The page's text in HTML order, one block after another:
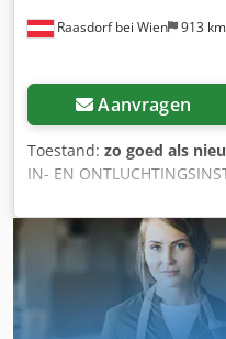
Raasdorf bei Wien 913 km
Aanvragen
Toestand: zo goed als
IN- EN
DROOGKAMER
TOEVOERLUCHTENHEID
kanaalonderdelen in
gegevens: Fabrikant: LBH
m3 / h Motorvermogen:
V Frequentie: 50 Hz